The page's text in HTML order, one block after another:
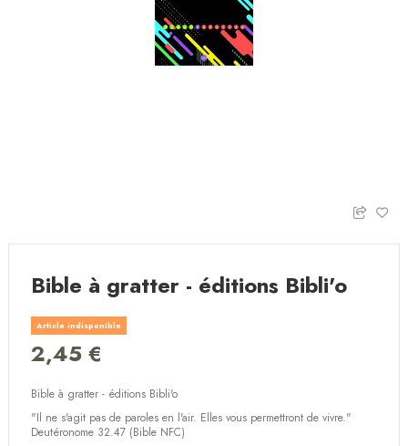
Bible à gratter - éditions Bibli'o
Article indisponible
2,45 €
Bible à gratter - éditions Bibli'o
"Il ne s'agit pas de paroles en l'air. Elles vous permettront de vivre."
Deutéronome 32.47 (Bible NFC)